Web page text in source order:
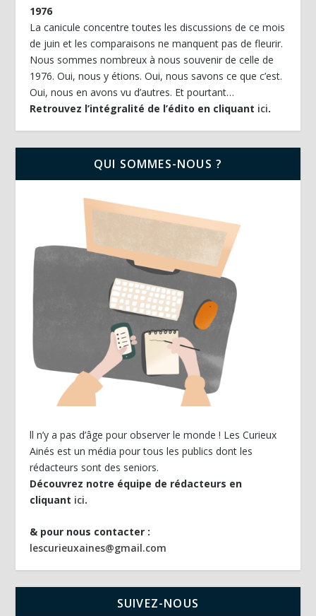
1976
La canicule concentre toutes les discussions de ce mois
de juin et les comparaisons ne manquent pas de fleurir.
Nous sommes nombreux à nous souvenir de celle de
1976. Oui, nous y étions. Oui, nous savons ce que c’est.
Oui, nous en avons vu d’autres. Et pourtant…
Retrouvez l’intégralité de l’édito en cliquant ici.
QUI SOMMES-NOUS ?
ll n’y a pas d’âge pour observer le monde ! Les Curieux
Ainés est un média pour tous les publics dont les
rédacteurs sont des seniors.
Découvrez notre équipe de rédacteurs en
cliquant ici.
& pour nous contacter :
lescurieuxaines@gmail.com
SUIVEZ-NOUS